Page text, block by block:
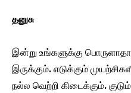
தனுசு
இன்று உங்களுக்கு
இருக்கும். எடுக்கும்
நல்ல வெற்றி கிடைக்கும்.